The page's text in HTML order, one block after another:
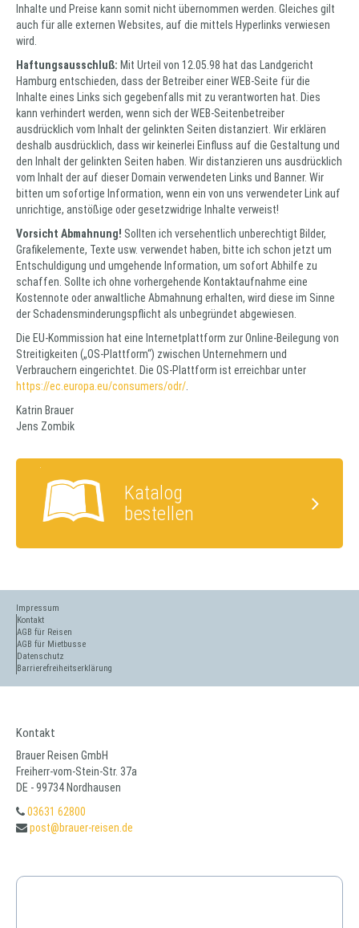
Inhalte und Preise kann somit nicht übernommen werden. Gleiches gilt
auch für alle externen Websites, auf die mittels Hyperlinks verwiesen
wird.
Haftungsausschluß: Mit Urteil von 12.05.98 hat das Landgericht
Hamburg entschieden, dass der Betreiber einer WEB-Seite für die
Inhalte eines Links sich gegebenfalls mit zu verantworten hat. Dies
kann verhindert werden, wenn sich der WEB-Seitenbetreiber
ausdrücklich vom Inhalt der gelinkten Seiten distanziert. Wir erklären
deshalb ausdrücklich, dass wir keinerlei Einfluss auf die Gestaltung und
den Inhalt der gelinkten Seiten haben. Wir distanzieren uns ausdrücklich
vom Inhalt der auf dieser Domain verwendeten Links und Banner. Wir
bitten um sofortige Information, wenn ein von uns verwendeter Link auf
unrichtige, anstößige oder gesetzwidrige Inhalte verweist!
Vorsicht Abmahnung! Sollten ich versehentlich unberechtigt Bilder,
Grafikelemente, Texte usw. verwendet haben, bitte ich schon jetzt um
Entschuldigung und umgehende Information, um sofort Abhilfe zu
schaffen. Sollte ich ohne vorhergehende Kontaktaufnahme eine
Kostennote oder anwaltliche Abmahnung erhalten, wird diese im Sinne
der Schadensminderungspflicht als unbegründet abgewiesen.
Die EU-Kommission hat eine Internetplattform zur Online-Beilegung von
Streitigkeiten („OS-Plattform“) zwischen Unternehmern und
Verbrauchern eingerichtet. Die OS-Plattform ist erreichbar unter
https://ec.europa.eu/consumers/odr/
Katrin Brauer
Jens Zombik
Katalog
bestellen
Impressum
Kontakt
AGB für Reisen
AGB für Mietbusse
Datenschutz
Barrierefreiheitserklärung
Kontakt
Brauer Reisen GmbH
Freiherr-vom-Stein-Str. 37a
DE - 99734 Nordhausen
03631 62800
post@brauer-reisen.de